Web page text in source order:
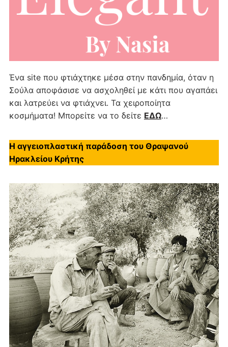
Ένα site που φτιάχτηκε μέσα στην πανδημία, όταν η
Σούλα αποφάσισε να ασχοληθεί με κάτι που αγαπάει
και λατρεύει να φτιάχνει. Τα χειροποίητα
κοσμήματα! Μπορείτε να το δείτε ΕΔΩ…
Η αγγειοπλαστική παράδοση του Θραψανού
Ηρακλείου Κρήτης